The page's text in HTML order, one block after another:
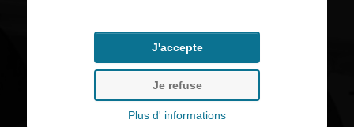
stages
• Télécharger une convention
de stage
J'accepte
Je refuse
Plus d' informations